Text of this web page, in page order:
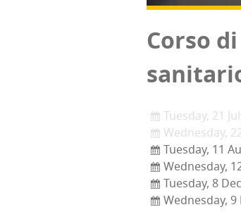
Cor­so
Tuesday, 21
Wednesday,
Tuesday, 11
Wednesday,
Tuesday, 8
Wednesday,